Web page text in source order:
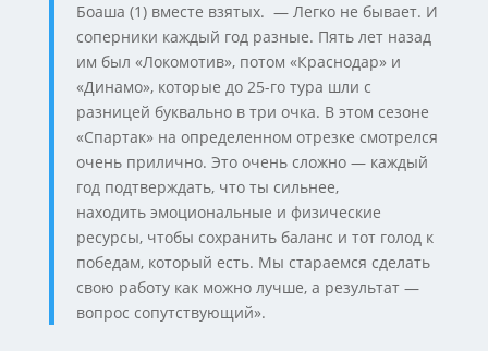
Боаша (1) вместе взятых. — Легко не бывает. И
соперники каждый год разные. Пять лет назад
им был «Локомотив», потом «Краснодар» и
«Динамо», которые до 25-го тура шли с
разницей буквально в три очка. В этом сезоне
«Спартак» на определенном отрезке смотрелся
очень прилично. Это очень сложно — каждый
год подтверждать, что ты сильнее,
находить эмоциональные и физические
ресурсы, чтобы сохранить баланс и тот голод к
победам, который есть. Мы стараемся сделать
свою работу как можно лучше, а результат —
вопрос сопутствующий».